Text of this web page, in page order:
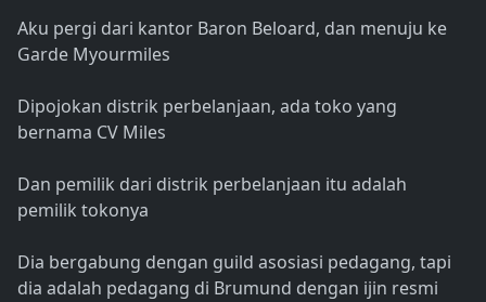
Aku pergi dari kantor Baron Beloard, dan menuju ke
Garde Myourmiles
Dipojokan distrik perbelanjaan, ada toko yang
bernama CV Miles
Dan pemilik dari distrik perbelanjaan itu adalah
pemilik tokonya
Dia bergabung dengan guild asosiasi pedagang, tapi
dia adalah pedagang di Brumund dengan ijin resmi